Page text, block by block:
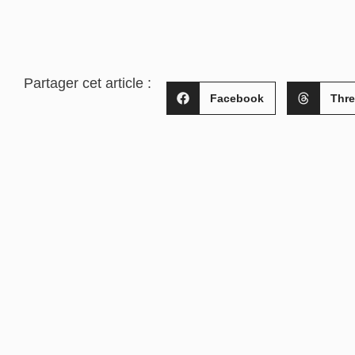
Partager cet article :
Facebook